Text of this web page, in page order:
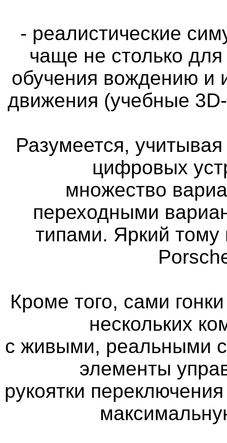
- реалистические
чаще не столько
обучения вождению и
движения (учебные
Разумеется,
цифровых
множество
переходными
типами. Яркий
Кроме того, сами
нескольких
с живыми, реальными
элементы
рукоятки